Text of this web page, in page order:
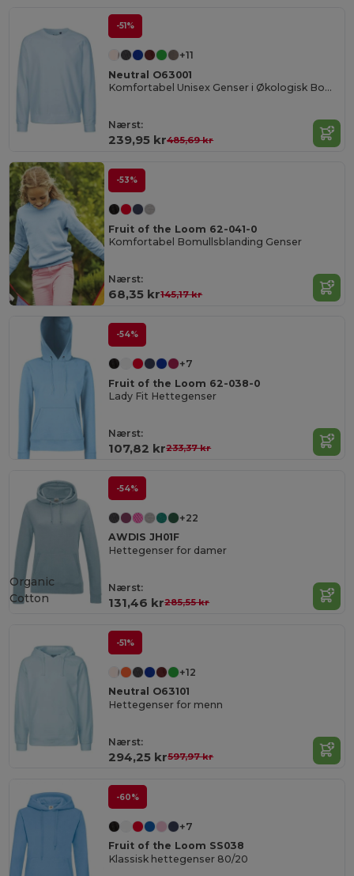
-51%
+11
Neutral O63001
Komfortabel Unisex Genser i Økologisk Bomull
Nærst:
239,95 kr485,69 kr
-53%
Fruit of the Loom 62-041-0
Komfortabel Bomullsblanding Genser
Nærst:
68,35 kr145,17 kr
-54%
+7
Fruit of the Loom 62-038-0
Lady Fit Hettegenser
Nærst:
107,82 kr233,37 kr
-54%
+22
AWDIS JH01F
Hettegenser for damer
Nærst:
131,46 kr285,55 kr
Organic
Cotton
-51%
+12
Neutral O63101
Hettegenser for menn
Nærst:
294,25 kr597,97 kr
-60%
+7
Fruit of the Loom SS038
Klassisk hettegenser 80/20